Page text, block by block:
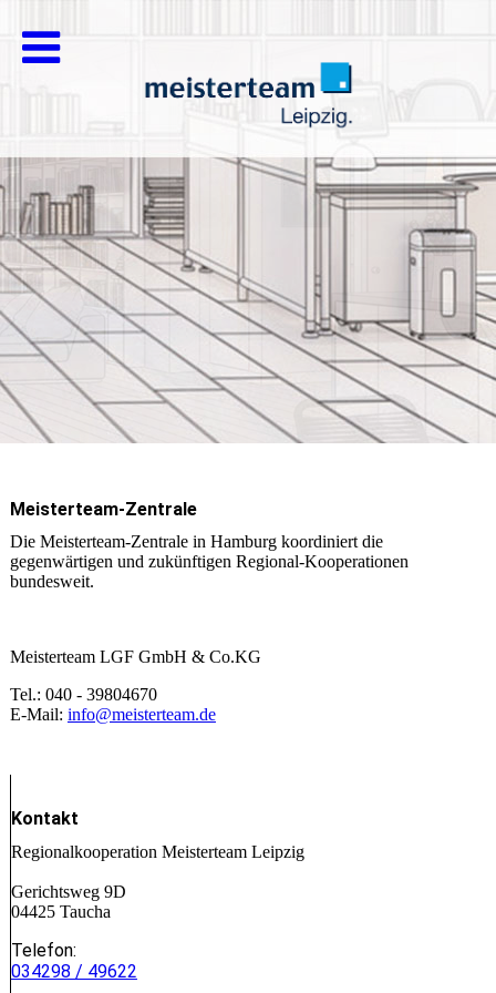
Meisterteam-Zentrale
Die Meisterteam-Zentrale in Hamburg koordiniert die
gegenwärtigen und zukünftigen Regional-Kooperationen
bundesweit.
Meisterteam LGF GmbH & Co.KG
Tel.: 040 - 39804670
E-Mail: info@meisterteam.de
Kontakt
Regionalkooperation Meisterteam Leipzig
Gerichtsweg 9D
04425 Taucha
Telefon:
034298 / 49622